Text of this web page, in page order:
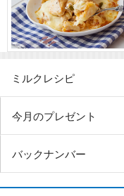
ミルクレシピ
今月のプレゼント
バックナンバー